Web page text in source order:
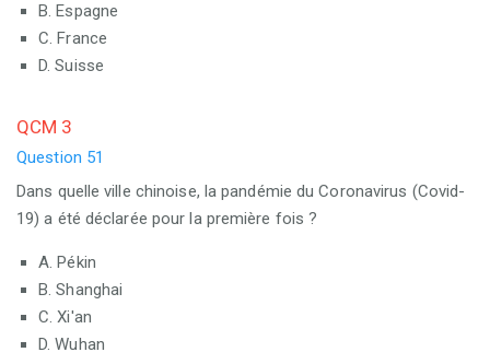
B. Espagne
C. France
D. Suisse
QCM 3
Question 51
Dans quelle ville chinoise, la pandémie du Coronavirus (Covid-
19) a été déclarée pour la première fois ?
A. Pékin
B. Shanghai
C. Xi'an
D. Wuhan